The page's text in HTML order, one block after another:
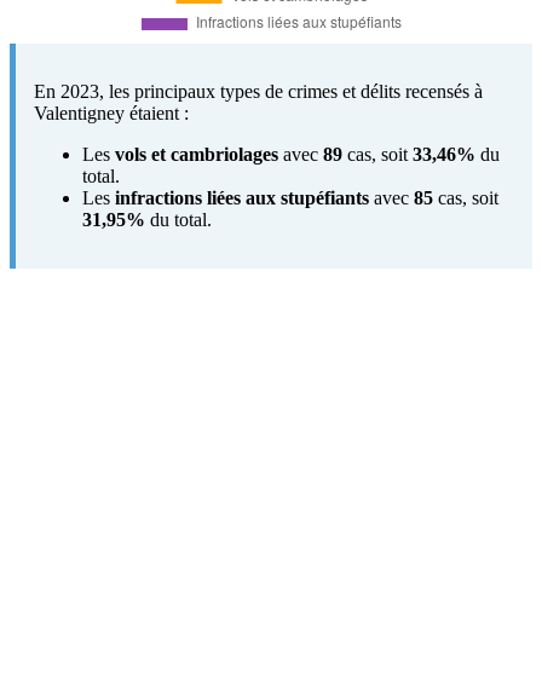
En 2023, les principaux types de crimes et délits recensés à
Valentigney étaient :
Les vols et cambriolages avec 89 cas, soit 33,46% du
total.
Les infractions liées aux stupéfiants avec 85 cas, soit
31,95% du total.